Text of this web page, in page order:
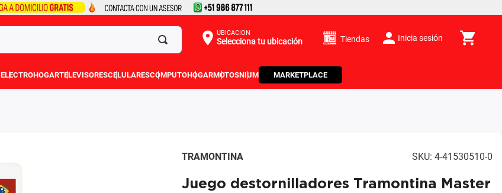
UBICACIÓN
Selecciona tu ubicación Tiendas Inicia sesión
ELECTROHOGARTELEVISORESCELULARESCOMPUTOHOGARMOTOSNIUM MARKETPLACE
TRAMONTINA SKU: 4-41530510-0
Juego destornilladores Tramontina Master